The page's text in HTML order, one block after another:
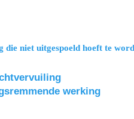
niet uitgespoeld hoeft te
werking